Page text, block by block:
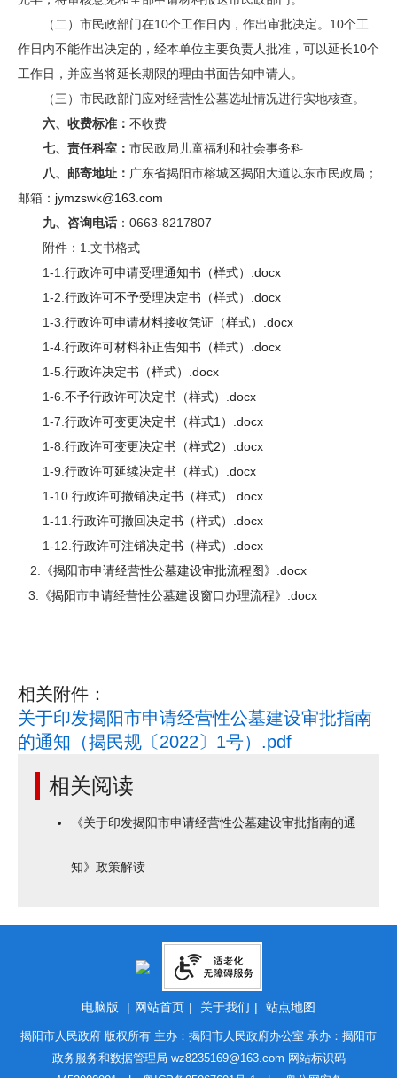
（二）市民政部门在10个工作日内，作出审批决定。10个工
作日内不能作出决定的，经本单位主要负责人批准，可以延长10个
工作日，并应当将延长期限的理由书面告知申请人。
（三）市民政部门应对经营性公墓选址情况进行实地核查。
六、收费标准： 不收费
七、责任科室： 市民政局儿童福利和社会事务科
八、 邮寄地址： 广东省揭阳市榕城区揭阳大道以东市民政局；
邮箱： jymzswk@163.com
九、 咨询电话 ：0663-8217807
附件：1.文书格式
1-1. 行政许可申请受理通知书（样式）.docx
1-2. 行政许可不予受理决定书（样式）.docx
1-3. 行政许可申请材料接收凭证（样式）.docx
1-4. 行政许可材料补正告知书（样式）.docx
1-5. 行政许决定书（样式）.docx
1-6. 不予行政许可决定书（样式）.docx
1-7. 行政许可变更决定书（样式1）.docx
1-8. 行政许可变更决定书（样式2）.docx
1-9. 行政许可延续决定书（样式）.docx
1-10. 行政许可撤销决定书（样式）.docx
1-11. 行政许可撤回决定书（样式）.docx
1-12. 行政许可注销决定书（样式）.docx
2.
《揭阳市申请经营性公墓建设审批流程图》.docx
3.
《揭阳市申请经营性公墓建设窗口办理流程》.docx
相关附件：
关于印发揭阳市申请经营性公墓建设审批指南
的通知（揭民规〔2022〕1号）.pdf
相关阅读
《关于印发揭阳市申请经营性公墓建设审批指南的通
知》政策解读
电脑版 | 网站首页 | 关于我们 | 站点地图
揭阳市人民政府 版权所有 主办：揭阳市人民政府办公室 承办：揭阳市
政务服务和数据管理局 wz8235169@163.com 网站标识码